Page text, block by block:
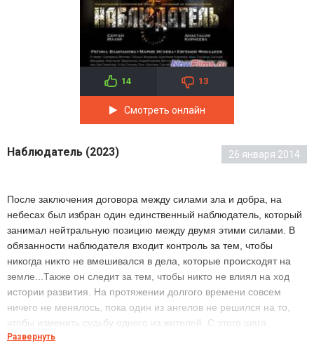
14 13
Смотреть онлайн
Наблюдатель (2023) 26 января 2014
После заключения договора между силами зла и добра, на
небесах был избран один единственный наблюдатель, который
занимал нейтральную позицию между двумя этими силами. В
обязанности наблюдателя входит контроль за тем, чтобы
никогда никто не вмешивался в дела, которые происходят на
земле...Также он следит за тем, чтобы никто не влиял на ход
истории развития. На протяжении долгого времени совсем
ничего не менялось, пока один из ангелов не решился на то,
чтобы изменить судьбу одного из жителей. С этого шага
начинается война, выиграть в которой никто не сможет.
Развернуть